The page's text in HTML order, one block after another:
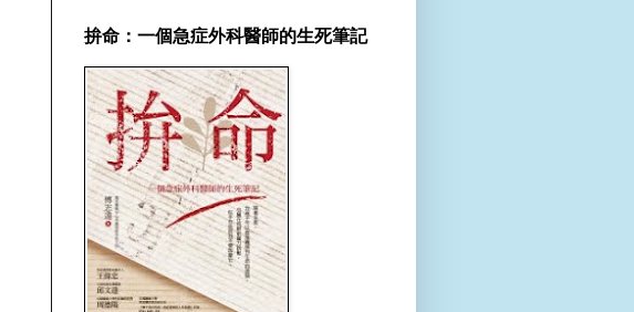
拚命：一個急症外科醫師的生死筆記